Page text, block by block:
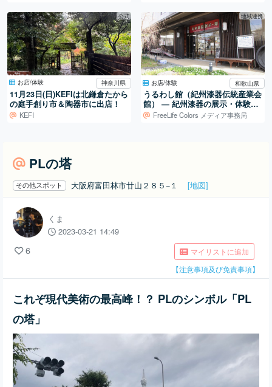
公式
お店/体験 神奈川県
11月23日(日)KEFIは北鎌倉たから
の庭手創り市＆陶器市に出店！
KEFI
地域連携
お店/体験 和歌山県
うるわし館（紀州漆器伝統産業会
館） ― 紀州漆器の展示・体験・
販売を担う産地の拠点
FreeLife Colors メディア事務局
PLの塔
その他スポット 大阪府富田林市廿山２８５−１ [地図]
くま
2023-03-21 14:49
6
マイリストに追加
【注意事項及び免責事項】
これぞ現代美術の最高峰！？ PLのシンボル「PL
の塔」